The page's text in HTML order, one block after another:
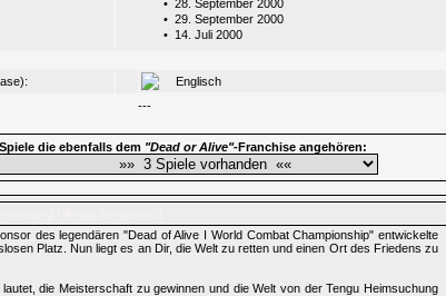
• 28. September 2000
• 29. September 2000
• 14. Juli 2000
Englisch
---
Spiele die ebenfalls dem "Dead or Alive"-Franchise angehören:
des legendären "Dead of Alive I World Combat Championship" entwickelte
Platz. Nun liegt es an Dir, die Welt zu retten und einen Ort des Friedens zu
die Meisterschaft zu gewinnen und die Welt von der Tengu Heimsuchung